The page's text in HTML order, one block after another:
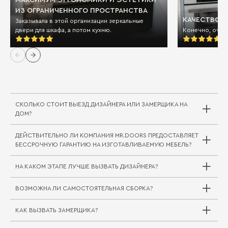
ИЗ ОГРАНИЧЕННОГО ПРОСТРАНСТВА
Заказывала в этой организации зеркальные
двери для шкафа, а потом кухню.
КАЧЕСТВО
Конечно,
СКОЛЬКО СТОИТ ВЫЕЗД ДИЗАЙНЕРА ИЛИ ЗАМЕРЩИКА НА
ДОМ?
Выезд дизайнера/замерщика в компании
Mr.Doors бесплатный. В редких случаях, когда
за пределы города или в другой город/
регион, может взиматься плата за проезд
специалиста. Сама услуга замера при этом
бесплатна.
ДЕЙСТВИТЕЛЬНО ЛИ КОМПАНИЯ MR.DOORS ПРЕДОСТАВЛЯЕТ
БЕССРОЧНУЮ ГАРАНТИЮ НА ИЗГОТАВЛИВАЕМУЮ МЕБЕЛЬ?
Совершенно верно. На мебельные комплекты
для жилой и кухонной зоны Mr.Doors
предоставляется бессрочная гарантия.
Подробнее об этом вы можете прочитать
НА КАКОМ ЭТАПЕ ЛУЧШЕ ВЫЗВАТЬ ДИЗАЙНЕРА?
Вызвать дизайнера можно на любом этапе
строительных работ, но следует учитывать
ВОЗМОЖНА ЛИ САМОСТОЯТЕЛЬНАЯ СБОРКА?
Самостоятельная сборка (как и доставка) не
практикуется, так как в таком случае
КАК ВЫЗВАТЬ ЗАМЕРЩИКА?